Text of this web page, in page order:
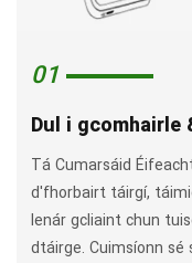
01
Dul i gcomhairle
Tá Cumarsáid
d'fhorbairt táirgí,
lenár gcliaint chun
dtáirge. Cuimsíonn